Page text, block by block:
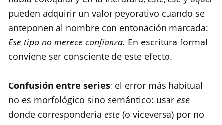
pueden adquirir un valor peyorativo cuando se
anteponen al nombre con entonación marcada:
Ese tipo no merece confianza. En escritura formal
conviene ser consciente de este efecto.
Confusión entre series: el error más habitual
no es morfológico sino semántico: usar ese
donde correspondería este (o viceversa) por no